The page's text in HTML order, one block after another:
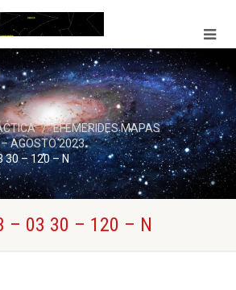
EFEMERIDES MAPAS
AGOSTO 2023
30 – 120 – N
– 03 30 – 120 – N